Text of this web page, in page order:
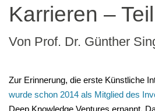
Karrieren –
Von Prof. Dr. Günther
Zur Erinnerung, die erste Künstliche
wurde schon 2014 als Mitglied des
Deep Knowledge Ventures ernannt.